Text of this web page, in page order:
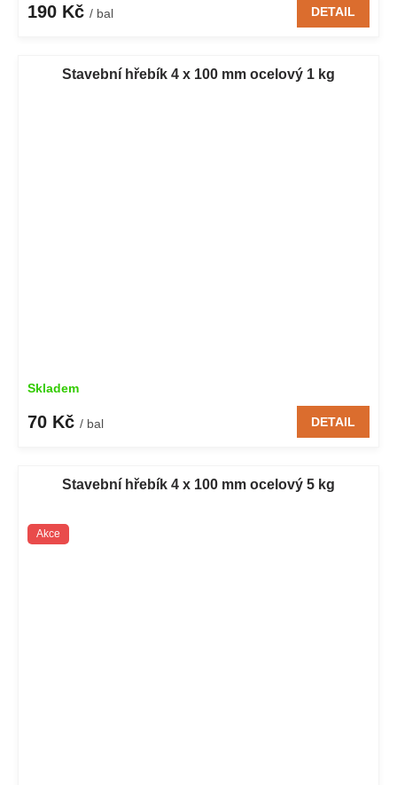
190 Kč / bal DETAIL
Stavební hřebík 4 x 100 mm ocelový 1 kg
Skladem
70 Kč / bal DETAIL
Stavební hřebík 4 x 100 mm ocelový 5 kg
Akce